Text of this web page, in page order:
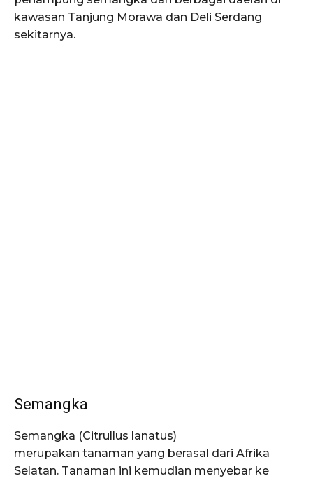
kawasan Tanjung Morawa dan Deli Serdang
sekitarnya.
Semangka
Semangka (Citrullus lanatus)
merupakan tanaman yang berasal dari Afrika
Selatan. Tanaman ini kemudian menyebar ke